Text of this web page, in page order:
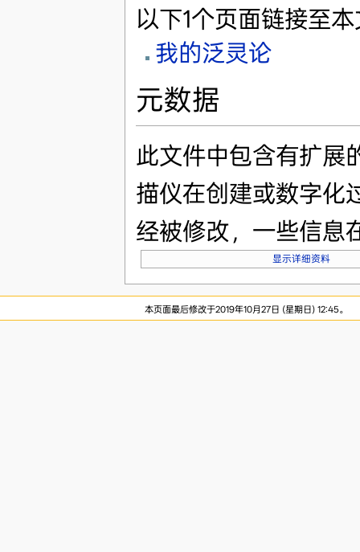
以下1个页面链接至
我的泛灵论
元数据
此文件中包含有扩展
描仪在创建或数字化
经被修改，一些信息
显示详细资料
本页面最后修改于2019年10月27日 (星期日) 12:45。